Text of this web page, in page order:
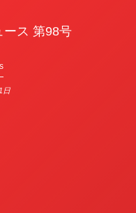
ース 第98号
日